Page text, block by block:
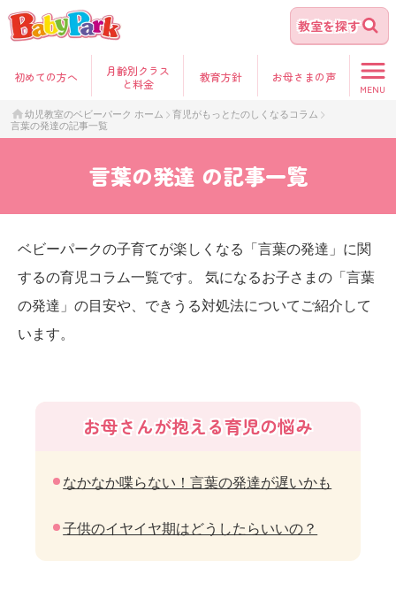
教室を探す
初めての方へ
月齢別クラス
と料金
教育方針 お母さまの声
MENU
幼児教室のベビーパーク ホーム
育児がもっとたのしくなるコラム
言葉の発達の記事一覧
言葉の発達 の記事一覧
ベビーパークの子育てが楽しくなる「言葉の発達」に関
するの育児コラム一覧です。 気になるお子さまの「言葉
の発達」の目安や、できうる対処法についてご紹介して
います。
お母さんが抱える育児の悩み
なかなか喋らない！言葉の発達が遅いかも
子供のイヤイヤ期はどうしたらいいの？